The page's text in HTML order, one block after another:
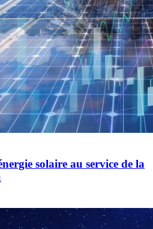
solaire au service de la